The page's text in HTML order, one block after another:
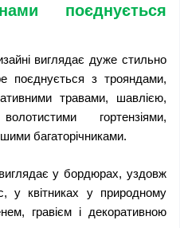
поєднується
виглядає дуже стильно
поєднується з трояндами,
травами, шавлією,
гортензіями,
багаторічниками.
у бордюрах, уздовж
у квітниках у природному
гравієм і декоративною